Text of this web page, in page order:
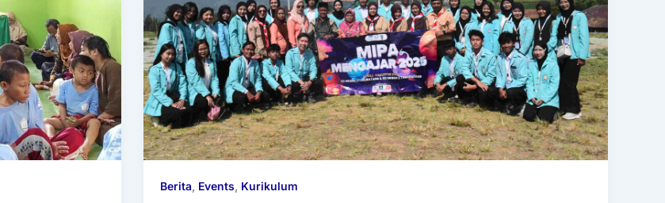
Berita, Events, Kurikulum